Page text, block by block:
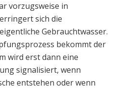
vorzugsweise in
sich die
Gebrauchtwasser.
bekommt der
wird erst dann eine
signalisiert, wenn
entstehen oder wenn